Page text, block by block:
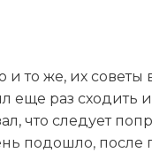
то же, их советы
еще раз сходить
что следует
подошло, после